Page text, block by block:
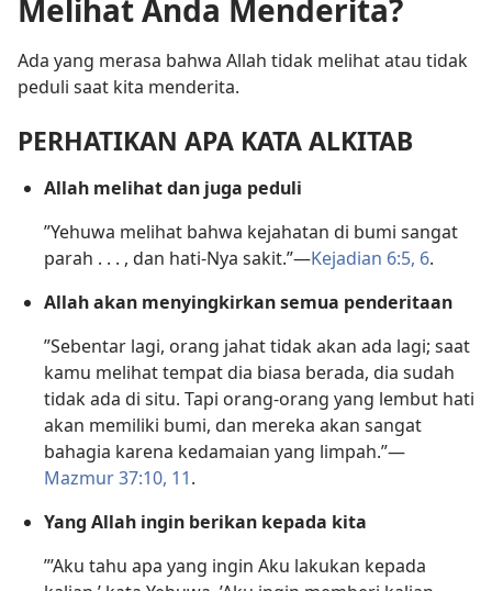
Melihat Anda Menderita?
Ada yang merasa bahwa Allah tidak melihat atau tidak
peduli saat kita menderita.
PERHATIKAN APA KATA ALKITAB
Allah melihat dan juga peduli
”Yehuwa melihat bahwa kejahatan di bumi sangat
parah . . . , dan hati-Nya sakit.”​—Kejadian 6:5, 6.
Allah akan menyingkirkan semua penderitaan
”Sebentar lagi, orang jahat tidak akan ada lagi; saat
kamu melihat tempat dia biasa berada, dia sudah
tidak ada di situ. Tapi orang-orang yang lembut hati
akan memiliki bumi, dan mereka akan sangat
bahagia karena kedamaian yang limpah.”​—
Mazmur 37:10, 11.
Yang Allah ingin berikan kepada kita
”’Aku tahu apa yang ingin Aku lakukan kepada